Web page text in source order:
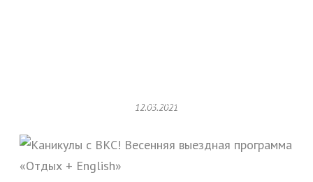
Новости
12.03.2021